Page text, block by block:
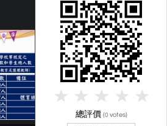
總評價 (0 votes)